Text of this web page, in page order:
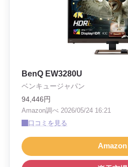
BenQ EW3280U
ベンキュージャパン
94,446円
Amazon調べ 2026/05/24 16:21
口コミを見る
Amazon